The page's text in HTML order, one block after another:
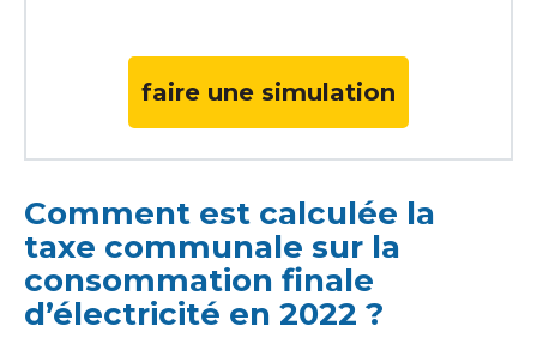
faire une simulation
Comment est calculée la
taxe communale sur la
consommation finale
d’électricité en 2022 ?